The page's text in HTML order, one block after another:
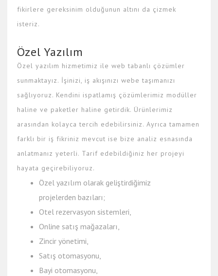
fikirlere gereksinim olduğunun altını da çizmek
isteriz.
Özel Yazılım
Özel yazılım hizmetimiz ile web tabanlı çözümler
sunmaktayız. İşinizi, iş akışınızı webe taşımanızı
sağlıyoruz. Kendini ispatlamış çözümlerimiz modüller
haline ve paketler haline getirdik. Ürünlerimiz
arasından kolayca tercih edebilirsiniz. Ayrıca tamamen
farklı bir iş fikriniz mevcut ise bize analiz esnasında
anlatmanız yeterli. Tarif edebildiğiniz her projeyi
hayata geçirebiliyoruz.
Özel yazılım olarak geliştirdiğimiz
projelerden bazıları;
Otel rezervasyon sistemleri,
Online satış mağazaları,
Zincir yönetimi,
Satış otomasyonu,
Bayi otomasyonu,